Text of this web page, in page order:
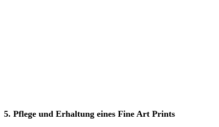
5. Pflege und Erhaltung eines Fine Art Prints